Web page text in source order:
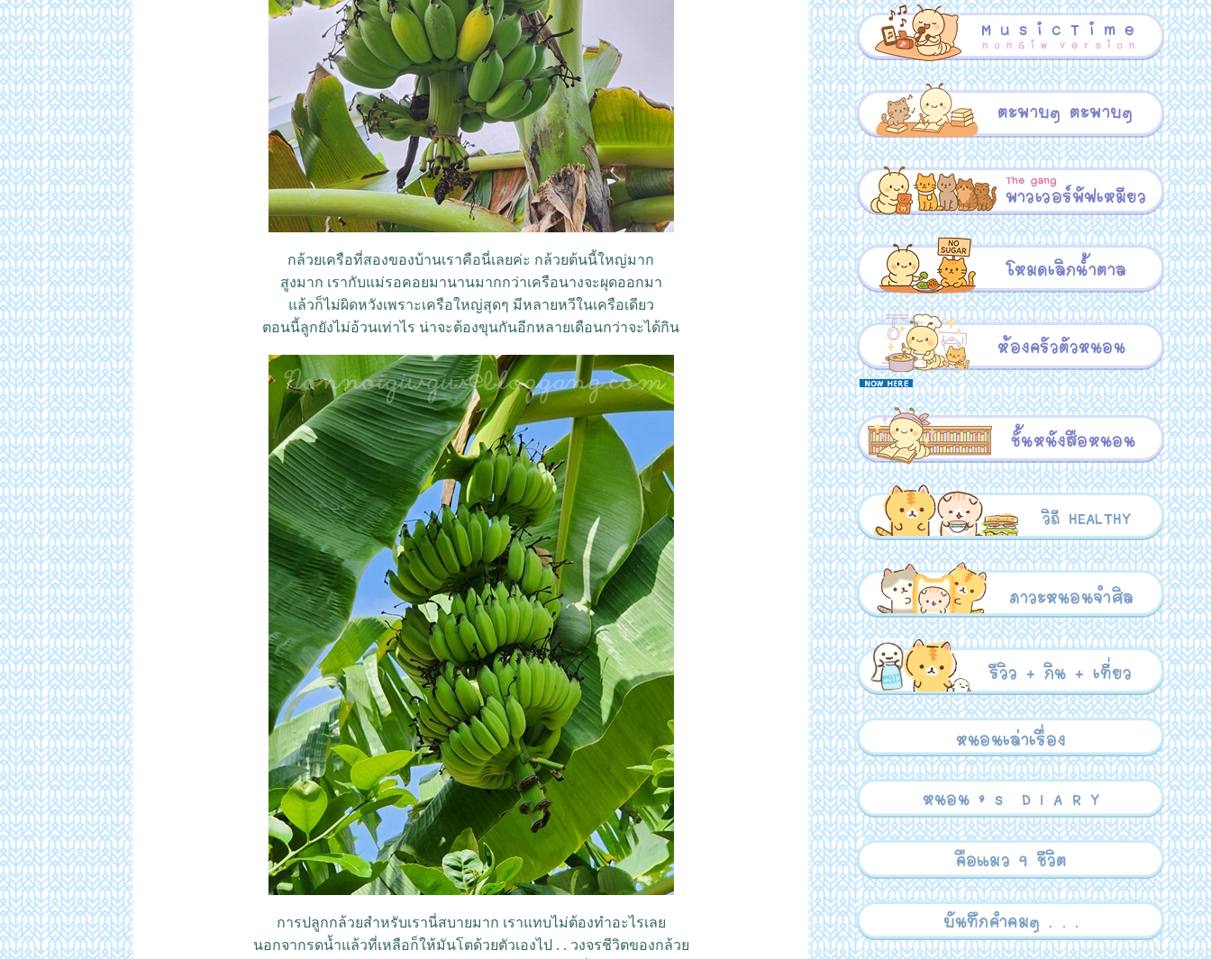
กล้วยเครือที่สองของบ้านเราคือนี่เลยค่ะ กล้วยต้นนี้ใหญ่มาก
สูงมาก เรากับแม่รอคอยมานานมากกว่าเครือนางจะผุดออกมา
ล้วก็ไม่ผิดหวังเพราะเครือใหญ่สุดๆ มีหลายหวีในเครือเดียว
ตอนนี้ลูกยังไม่อ้วนเท่าไร น่าจะต้องขุนกันอีกหลายเดือนกว่าจะได้กิน
การปลูกกล้วยสำหรับเรานี่สบายมาก เราแทบไม่ต้องทำอะไรเล
นอกจากรดน้ำแล้วที่เหลือก็ให้มันโตด้วยตัวเองไป . . วงจรชีวิตของกล้ว